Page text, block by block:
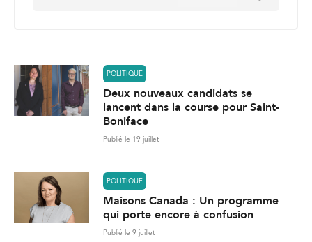
POLITIQUE
Deux nouveaux candidats se
lancent dans la course pour Saint-
Boniface
Publié le 19 juillet
POLITIQUE
Maisons Canada : Un programme
qui porte encore à confusion
Publié le 9 juillet